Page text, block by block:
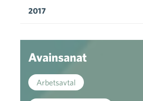
2017
Avainsanat
Arbetsavtal